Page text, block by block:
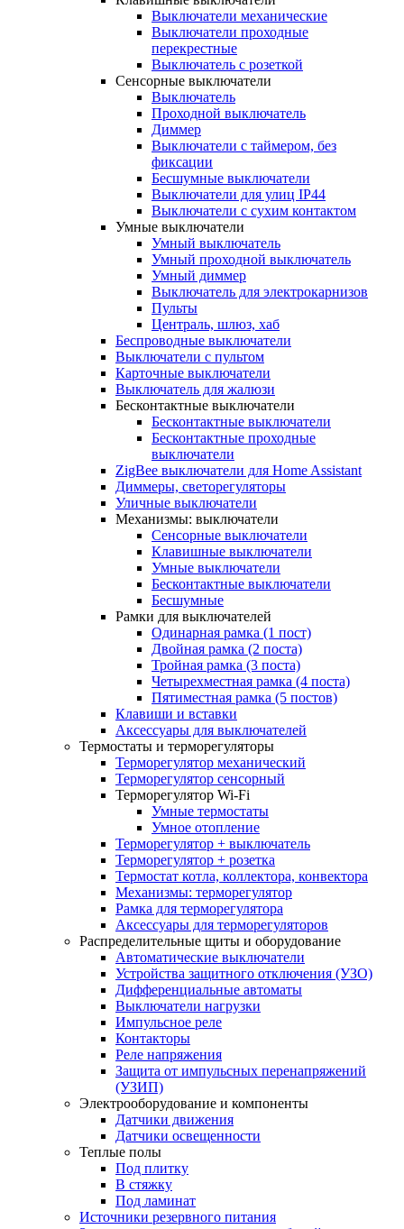
Выключатели механические
Выключатели проходные
перекрестные
Выключатель с розеткой
Сенсорные выключатели
Выключатель
Проходной выключатель
Диммер
Выключатели с таймером, без
фиксации
Бесшумные выключатели
Выключатели для улиц IP44
Выключатели с сухим контактом
Умные выключатели
Умный выключатель
Умный проходной выключатель
Умный диммер
Выключатель для электрокарнизов
Пульты
Централь, шлюз, хаб
Беспроводные выключатели
Выключатели с пультом
Карточные выключатели
Выключатель для жалюзи
Бесконтактные выключатели
Бесконтактные выключатели
Бесконтактные проходные
выключатели
ZigBee выключатели для Home Assistant
Диммеры, светорегуляторы
Уличные выключатели
Механизмы: выключатели
Сенсорные выключатели
Клавишные выключатели
Умные выключатели
Бесконтактные выключатели
Бесшумные
Рамки для выключателей
Одинарная рамка (1 пост)
Двойная рамка (2 поста)
Тройная рамка (3 поста)
Четырехместная рамка (4 поста)
Пятиместная рамка (5 постов)
Клавиши и вставки
Аксессуары для выключателей
Термостаты и терморегуляторы
Терморегулятор механический
Терморегулятор сенсорный
Терморегулятор Wi-Fi
Умные термостаты
Умное отопление
Терморегулятор + выключатель
Терморегулятор + розетка
Термостат котла, коллектора, конвектора
Механизмы: терморегулятор
Рамка для терморегулятора
Аксессуары для терморегуляторов
Распределительные щиты и оборудование
Автоматические выключатели
Устройства защитного отключения (УЗО)
Дифференциальные автоматы
Выключатели нагрузки
Импульсное реле
Контакторы
Реле напряжения
Защита от импульсных перенапряжений
(УЗИП)
Электрооборудование и компоненты
Датчики движения
Датчики освещенности
Теплые полы
Под плитку
В стяжку
Под ламинат
Источники резервного питания